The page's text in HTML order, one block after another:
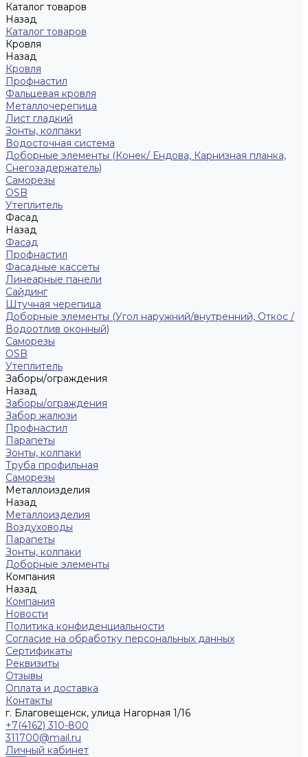
Каталог товаров
Назад
Каталог товаров
Кровля
Назад
Кровля
Профнастил
Фальцевая кровля
Металлочерепица
Лист гладкий
Зонты, колпаки
Водосточная система
Доборные элементы (Конек/ Ендова, Карнизная планка,
Снегозадержатель)
Саморезы
ОSB
Утеплитель
Фасад
Назад
Фасад
Профнастил
Фасадные кассеты
Линеарные панели
Сайдинг
Штучная черепица
Доборные элементы (Угол наружний/внутренний, Откос /
Водоотлив оконный)
Саморезы
OSB
Утеплитель
Заборы/ограждения
Назад
Заборы/ограждения
Забор жалюзи
Профнастил
Парапеты
Зонты, колпаки
Труба профильная
Саморезы
Металлоизделия
Назад
Металлоизделия
Воздуховоды
Парапеты
Зонты, колпаки
Доборные элементы
Компания
Назад
Компания
Новости
Политика конфиденциальности
Согласие на обработку персональных данных
Сертификаты
Реквизиты
Отзывы
Оплата и доставка
Контакты
г. Благовещенск, улица Нагорная 1/16
+7(4162) 310-800
311700@mail.ru
Личный кабинет